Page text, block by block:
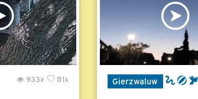
81x
933x Gierzwaluw